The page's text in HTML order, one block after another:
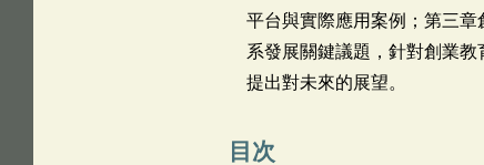
平台與實際應用案例；第三
系發展關鍵議題，針對創業
提出對未來的展望。
目次